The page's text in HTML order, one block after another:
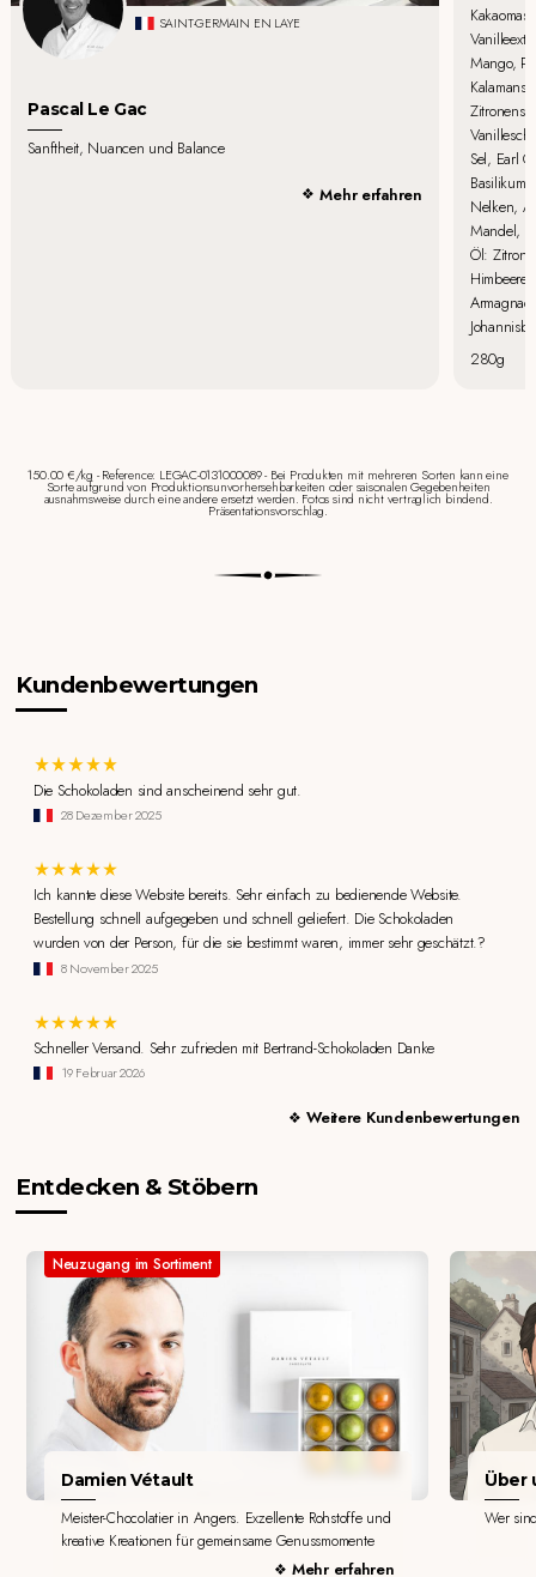
SAINT-GERMAIN EN LAYE
Pascal Le Gac
Sanftheit, Nuancen und Balance
Mehr erfahren
Mango,
Sel, Earl
Nelken,
Mandel,
Öl:
280g
150.00 €/kg - Reference: LEGAC-0131000089 - Bei Produkten mit mehreren Sorten kann eine
Sorte aufgrund von Produktionsunvorhersehbarkeiten oder saisonalen Gegebenheiten
ausnahmsweise durch eine andere ersetzt werden. Fotos sind nicht vertraglich bindend.
Präsentationsvorschlag.
Kundenbewertungen
Die Schokoladen sind anscheinend sehr gut.
28 Dezember 2025
Ich kannte diese Website bereits. Sehr einfach zu bedienende Website.
Bestellung schnell aufgegeben und schnell geliefert. Die Schokoladen
wurden von der Person, für die sie bestimmt waren, immer sehr geschätzt.?
8 November 2025
Schneller Versand. Sehr zufrieden mit Bertrand-Schokoladen Danke
19 Februar 2026
Weitere Kundenbewertungen
Entdecken & Stöbern
Neuzugang im Sortiment
Damien Vétault
Meister-Chocolatier in Angers. Exzellente Rohstoffe und
kreative Kreationen für gemeinsame Genussmomente
Mehr erfahren
Über
Wer